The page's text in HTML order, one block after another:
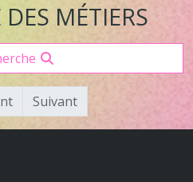
MÉTIERS
Suivant